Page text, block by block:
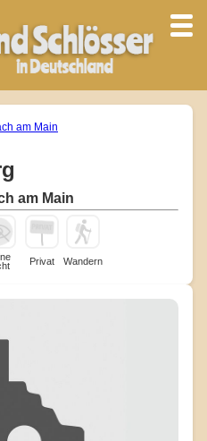
am Main
am Main
Privat Wandern